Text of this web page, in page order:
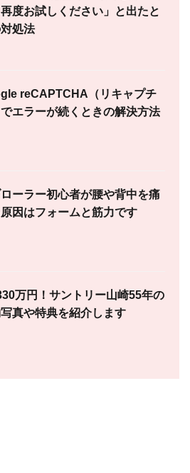
度お試しください」と出たと
処法
reCAPTCHA（リキャプチ
エラーが続くときの解決方法
ーラー初心者が腰や背中を痛
因はフォームと筋力です
万円！サントリー山崎55年の
真や特典を紹介します